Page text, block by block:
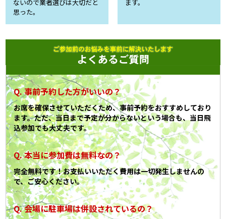
ないので業者選びは大切だと
思った。
ます。
事前予約した方がいいの？
お席を確保させていただくため、事前予約をおすすめしており
ます。ただ、当日まで予定が分からないという場合も、当日飛
込参加でも大丈夫です。
本当に参加費は無料なの？
完全無料です！お支払いいただく費用は一切発生しませんの
で、ご安心ください。
会場に駐車場は併設されているの？